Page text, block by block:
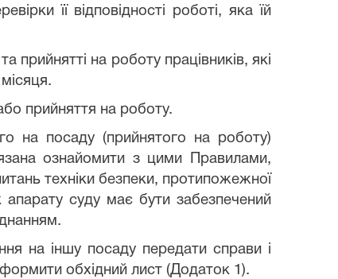
її відповідності роботі, яка їй
на роботу працівників, які
прийняття на роботу.
на посаду (прийнятого на роботу)
ознайомити з цими Правилами,
техніки безпеки, протипожежної
апарату суду має бути забезпечений
на іншу посаду передати справи і
обхідний лист (Додаток 1).